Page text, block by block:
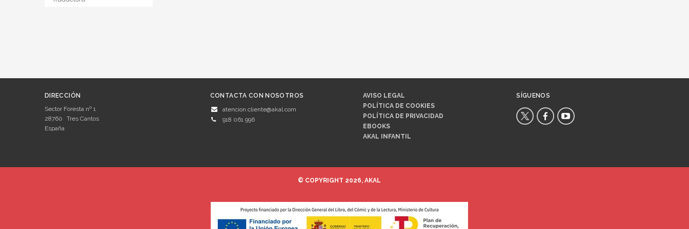
DIRECCIÓN
Sector Foresta nº 1
28760
Tres Cantos
España
CONTACTA CON NOSOTROS
atencion.cliente@akal.com
918 061 996
AVISO LEGAL
POLÍTICA DE COOKIES
POLÍTICA DE PRIVACIDAD
EBOOKS
AKAL INFANTIL
SÍGUENOS
© COPYRIGHT 2026, AKAL